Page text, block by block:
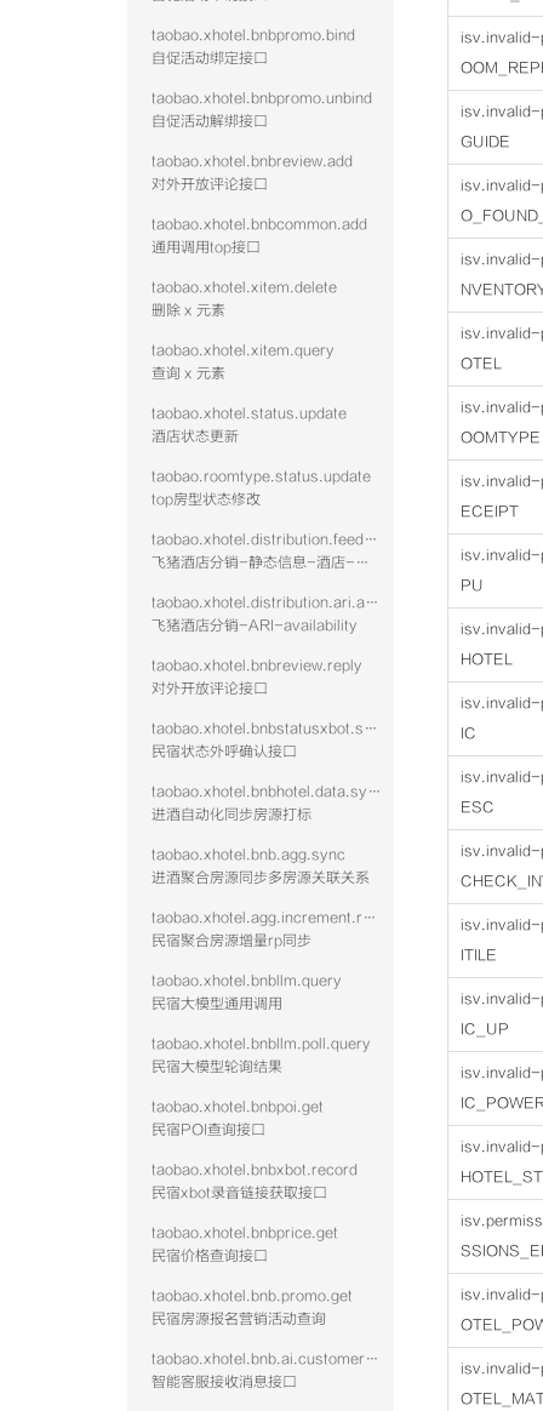
taobao.xhotel.bnbpromo.bind
自促活动绑定接口
taobao.xhotel.bnbpromo.unbind
自促活动解绑接口
taobao.xhotel.bnbreview.add
对外开放评论接口
taobao.xhotel.bnbcommon.add
通用调用top接口
taobao.xhotel.xitem.delete
删除 x 元素
taobao.xhotel.xitem.query
查询 x 元素
taobao.xhotel.status.update
酒店状态更新
taobao.roomtype.status.update
top房型状态修改
taobao.xhotel.distribution.feed.hotel.query
飞猪酒店分销-静态信息-酒店-查询
taobao.xhotel.distribution.ari.availability
飞猪酒店分销-ARI-availability
taobao.xhotel.bnbreview.reply
对外开放评论接口
taobao.xhotel.bnbstatusxbot.send
民宿状态外呼确认接口
taobao.xhotel.bnbhotel.data.sync
进酒自动化同步房源打标
taobao.xhotel.bnb.agg.sync
进酒聚合房源同步多房源关联关系
taobao.xhotel.agg.increment.rp.sync
民宿聚合房源增量rp同步
taobao.xhotel.bnbllm.query
民宿大模型通用调用
taobao.xhotel.bnbllm.poll.query
民宿大模型轮询结果
taobao.xhotel.bnbpoi.get
民宿POI查询接口
taobao.xhotel.bnbxbot.record
民宿xbot录音链接获取接口
taobao.xhotel.bnbprice.get
民宿价格查询接口
taobao.xhotel.bnb.promo.get
民宿房源报名营销活动查询
taobao.xhotel.bnb.ai.customer.message
智能客服接收消息接口
isv.invalid-
isv.invalid-
GUIDE
isv.invalid-
isv.invalid-
isv.invalid-
OTEL
isv.invalid-
OOMTYPE
isv.invalid-
ECEIPT
isv.invalid-
PU
isv.invalid-
HOTEL
isv.invalid-
IC
isv.invalid-
ESC
isv.invalid-
isv.invalid-
ITILE
isv.invalid-
IC_UP
isv.invalid-
isv.invalid-
isv.invalid-
isv.invalid-